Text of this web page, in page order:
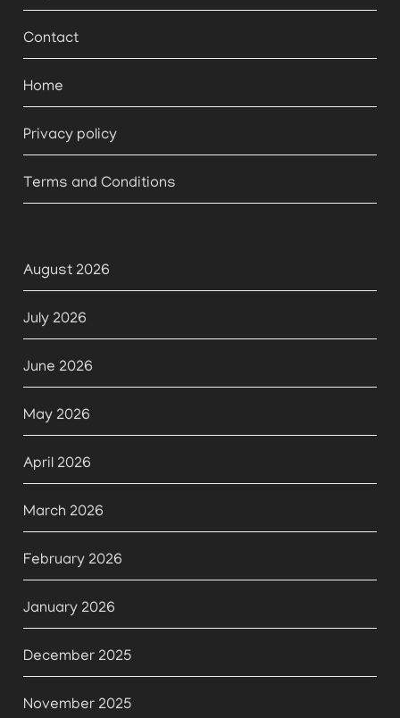
Contact
Home
Privacy policy
Terms and Conditions
August 2026
July 2026
June 2026
May 2026
April 2026
March 2026
February 2026
January 2026
December 2025
November 2025